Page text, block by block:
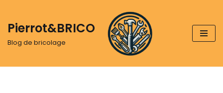
Aller
au
Pierrot&BRICO
Blog de bricolage